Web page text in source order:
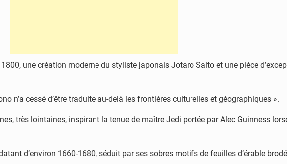
une création moderne du styliste japonais Jotaro Saito et une pièce
n’a cessé d’être traduite au-delà les frontières culturelles et géographiques ».
très lointaines, inspirant la tenue de maître Jedi portée par Alec Guinness
d’environ 1660-1680, séduit par ses sobres motifs de feuilles d’érable